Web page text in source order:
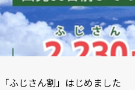
「ふじさん割」はじめました